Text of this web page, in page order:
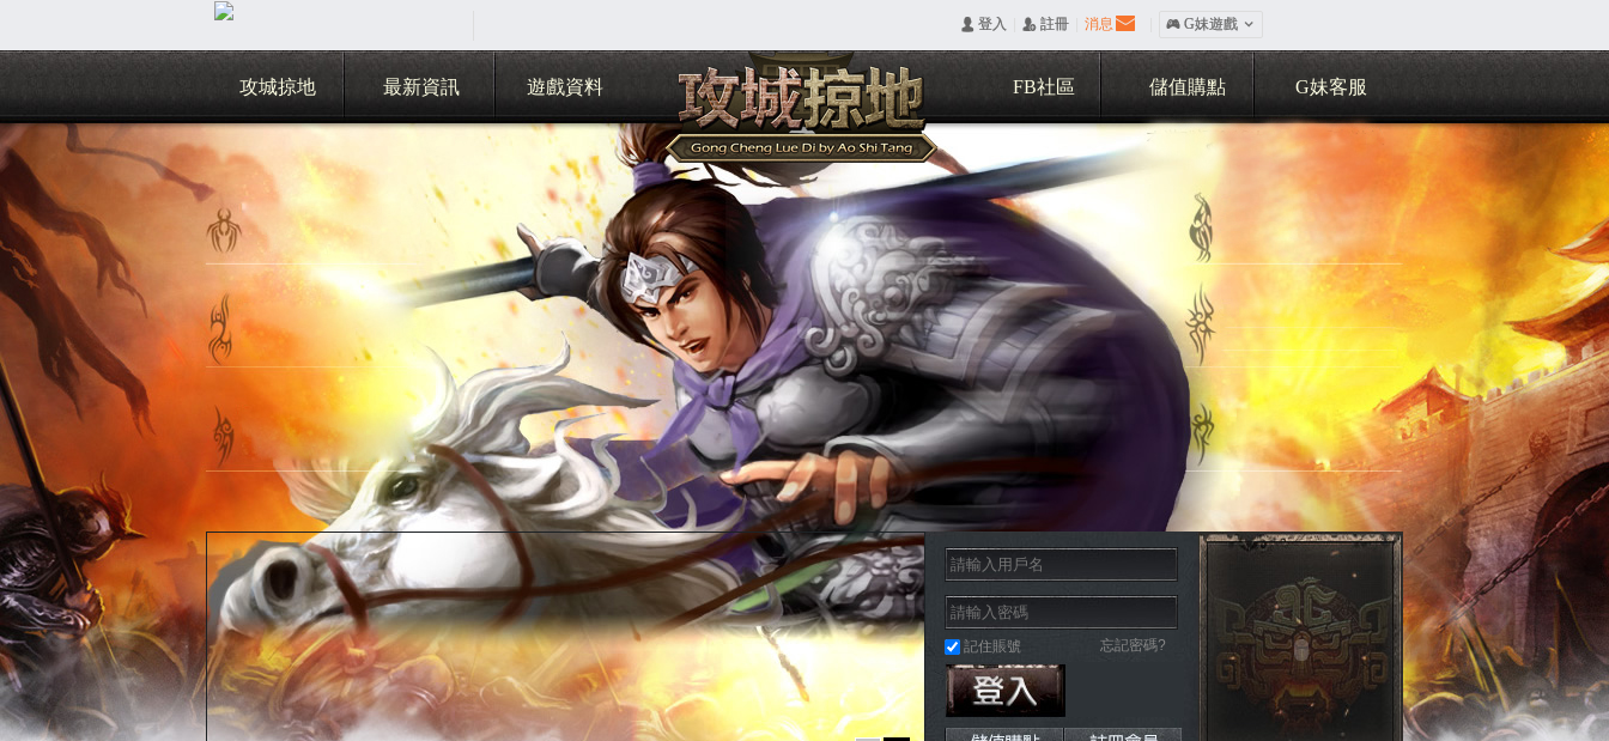
󰄭 登入 󰅍 註冊 消息 󰀷 G妹遊戲 
攻城掠地 最新資訊 遊戲資料 FB社區 儲值購點 G妹客服
記住賬號
忘記密碼?
Facebook快速登入
Google快速登入